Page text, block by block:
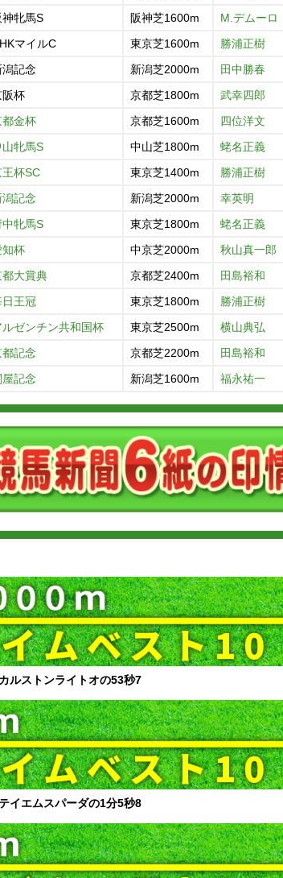
牝馬S 阪神芝1600m M.デムーロ
マイルC 東京芝1600m 勝浦正樹
記念 新潟芝2000m 田中勝春
阪杯 京都芝1800m 武幸四郎
金杯 京都芝1600m 四位洋文
牝馬S 中山芝1800m 蛯名正義
杯SC 東京芝1400m 勝浦正樹
記念 新潟芝2000m 幸英明
牝馬S 東京芝1800m 蛯名正義
知杯 中京芝2000m 秋山真一郎
大賞典 京都芝2400m 田島裕和
王冠 東京芝1800m 勝浦正樹
ゼンチン共和国杯 東京芝2500m 横山典弘
記念 京都芝2200m 田島裕和
記念 新潟芝1600m 福永祐一
ルストンライトオの53秒7
イエムスパーダの1分5秒8